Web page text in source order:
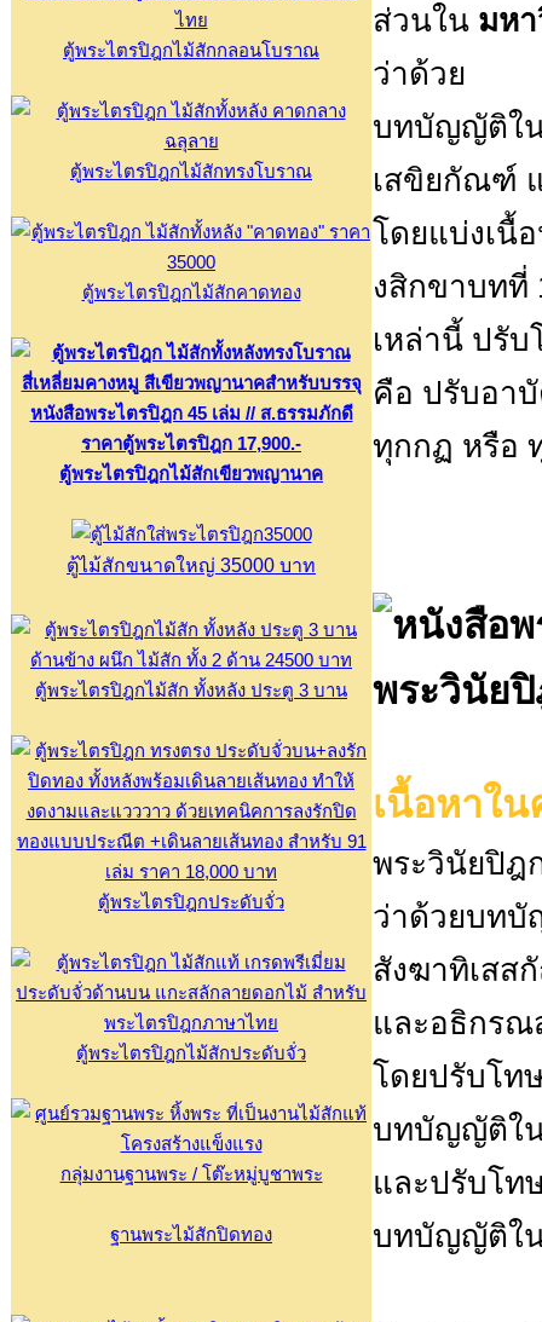
ตู้พระไตรปิฎกไม้สักกลอนโบราณ
ตู้พระไตรปิฎกไม้สักทรงโบราณ
ตู้พระไตรปิฎกไม้สักคาดทอง
ตู้พระไตรปิฎกไม้สักเขียวพญานาค
ตู้ไม้สักขนาดใหญ่ 35000 บาท
ตู้พระไตรปิฎกไม้สัก ทั้งหลัง ประตู 3 บาน
ตู้พระไตรปิฎกประดับจั่ว
ตู้พระไตรปิฎกไม้สักประดับจั่ว
กลุ่มงานฐานพระ / โต๊ะหมู่บูชาพระ
ฐานพระไม้สักปิดทอง
ส่วนใน มห
ว่าด้วย
บทบัญญัติใ
เสขิยกัณฑ์
โดยแบ่งเนื้
งสิกขาบทที่
เหล่านี้ ปรั
คือ ปรับอา
ทุกกฏ หรือ
พระวินัย
เนื้อหาใ
พระวินัยปิฎ
ว่าด้วยบท
สังฆาทิเส
และอธิกรณ
โดยปรับโท
บทบัญญัติใ
และปรับโท
บทบัญญัติใ